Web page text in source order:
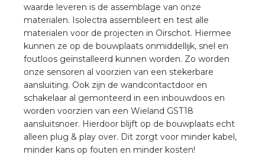
waarde leveren is de assemblage van onze
materialen. Isolectra assembleert en test alle
materialen voor de projecten in Oirschot. Hiermee
kunnen ze op de bouwplaats onmiddellijk, snel en
foutloos geïnstalleerd kunnen worden. Zo worden
onze sensoren al voorzien van een stekerbare
aansluiting. Ook zijn de wandcontactdoor en
schakelaar al gemonteerd in een inbouwdoos en
worden voorzien van een Wieland GST18
aansluitsnoer. Hierdoor blijft op de bouwplaats echt
alleen plug & play over. Dit zorgt voor minder kabel,
minder kans op fouten en minder kosten!
installeren in de tuinbouw
stekerbare vlakkabel
GST®
RST®